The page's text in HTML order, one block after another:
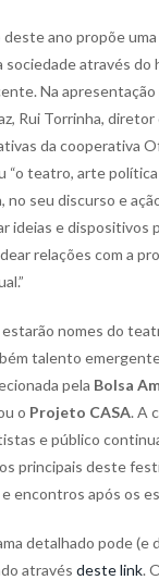
deste ano propõe
sociedade através do
Na apresentação
Rui Torrinha, diretor
da cooperativa
“o teatro, arte
no seu discurso e
ideias e dispositivos
relações com a
estarão nomes do
talento
pela Bolsa
o Projeto CASA. A
e público
principais deste
encontros após os
detalhado pode (e
através deste link.